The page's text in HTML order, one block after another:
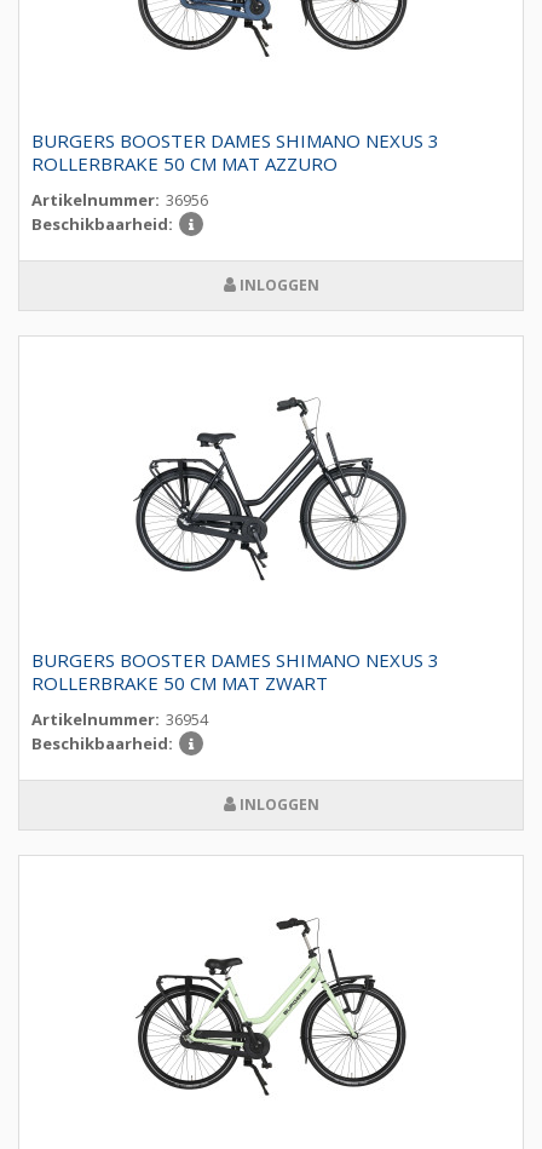
BURGERS BOOSTER DAMES SHIMANO NEXUS 3
ROLLERBRAKE 50 CM MAT AZZURO
Artikelnummer: 36956
Beschikbaarheid:
INLOGGEN
BURGERS BOOSTER DAMES SHIMANO NEXUS 3
ROLLERBRAKE 50 CM MAT ZWART
Artikelnummer: 36954
Beschikbaarheid:
INLOGGEN